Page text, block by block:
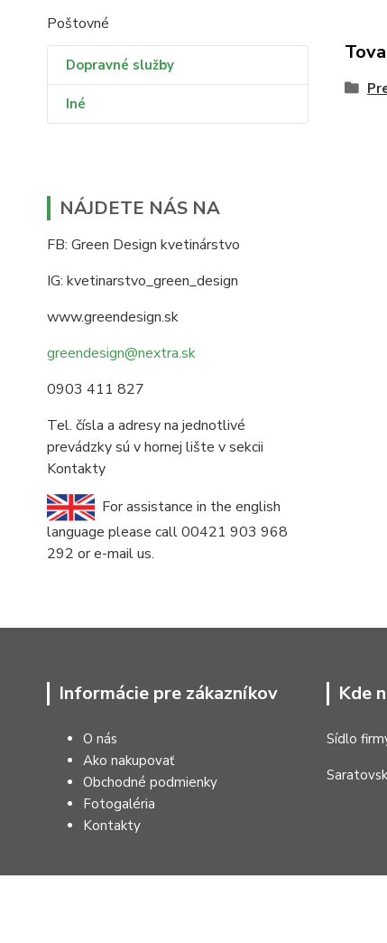
Poštovné
Dopravné služby
Iné
NÁJDETE NÁS NA
FB: Green Design kvetinárstvo
IG: kvetinarstvo_green_design
www.greendesign.sk
greendesign@nextra.sk
0903 411 827
Tel. čísla a adresy na jednotlivé
prevádzky sú v hornej lište v sekcii
Kontakty
For assistance in the english
language please call 00421 903 968
292 or e-mail us.
Informácie pre zákazníkov
O nás
Ako nakupovať
Obchodné podmienky
Fotogaléria
Kontakty
Kde
Sídlo